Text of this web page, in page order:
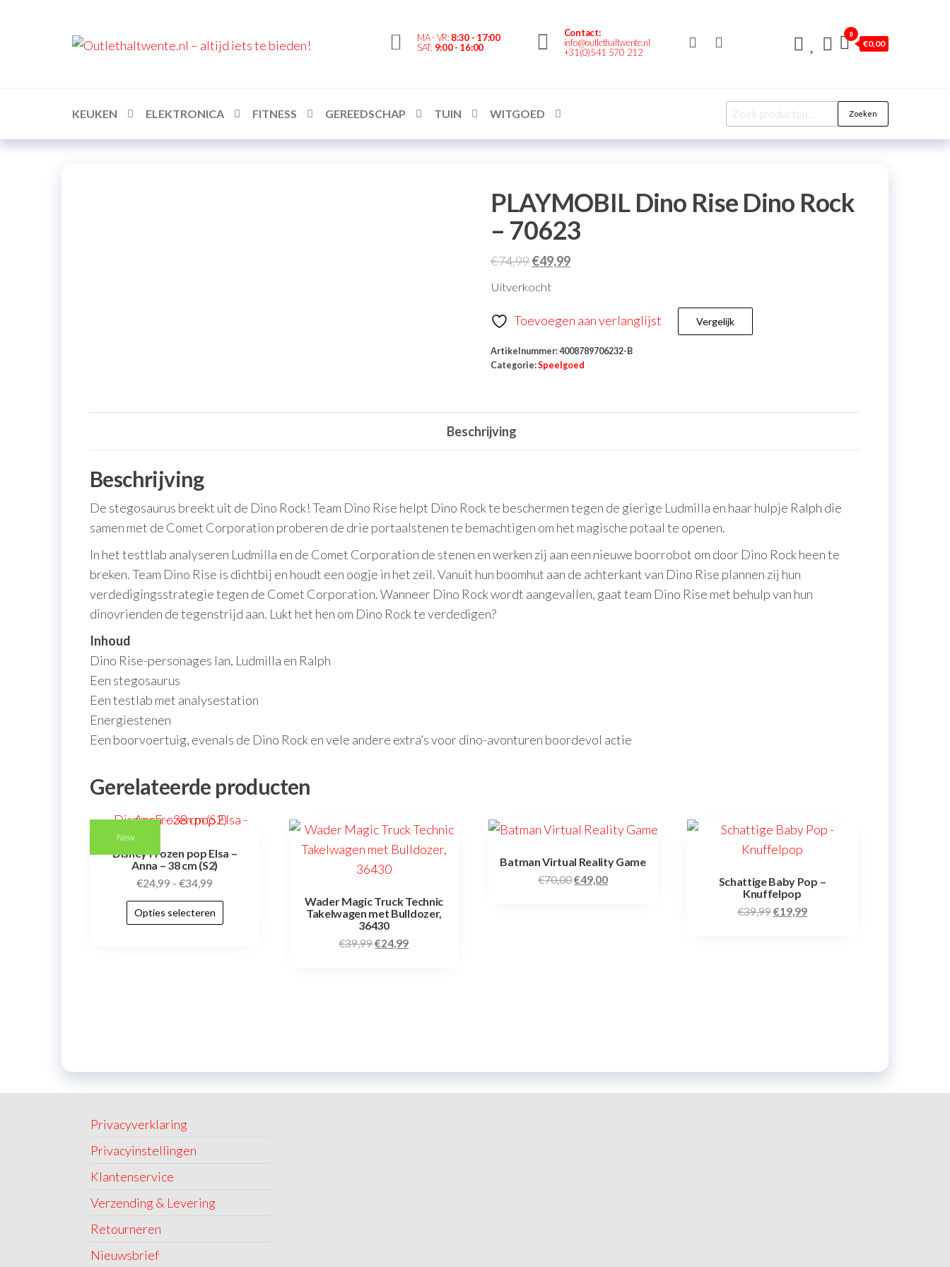
Outlethaltwente.nl
MA - VR: 8:30 - 17:00
SAT: 9:00 - 16:00
Contact:
info@outlethaltwente.nl
+31(0)541 570 212
0
€0,00
KEUKEN ELEKTRONICA FITNESS GEREEDSCHAP TUIN WITGOED Zoeken
PLAYMOBIL Dino Rise Dino Rock
– 70623
€74,99€49,99
Uitverkocht
Toevoegen aan verlanglijst Vergelijk
Artikelnummer:4008789706232-B
Categorie:Speelgoed
Beschrijving
Beschrijving
De stegosaurus breekt uit de Dino Rock! Team Dino Rise helpt Dino Rock te beschermen tegen de gierige Ludmilla en haar hulpje Ralph die
samen met de Comet Corporation proberen de drie portaalstenen te bemachtigen om het magische potaal te openen.
In het testtlab analyseren Ludmilla en de Comet Corporation de stenen en werken zij aan een nieuwe boorrobot om door Dino Rock heen te
breken. Team Dino Rise is dichtbij en houdt een oogje in het zeil. Vanuit hun boomhut aan de achterkant van Dino Rise plannen zij hun
verdedigingsstrategie tegen de Comet Corporation. Wanneer Dino Rock wordt aangevallen, gaat team Dino Rise met behulp van hun
dinovrienden de tegenstrijd aan. Lukt het hen om Dino Rock te verdedigen?
Inhoud
Dino Rise-personages Ian, Ludmilla en Ralph
Een stegosaurus
Een testlab met analysestation
Energiestenen
Een boorvoertuig, evenals de Dino Rock en vele andere extra’s voor dino-avonturen boordevol actie
Gerelateerde producten
New
Disney Frozen pop Elsa –
Anna – 38 cm (S2)
€24,99 - €34,99
Opties selecteren
Wader Magic Truck Technic
Takelwagen met Bulldozer,
36430
€39,99€24,99
Batman Virtual Reality Game
€70,00€49,00
Schattige Baby Pop –
Knuffelpop
€39,99€19,99
Privacyverklaring
Privacyinstellingen
Klantenservice
Verzending & Levering
Retourneren
Nieuwsbrief